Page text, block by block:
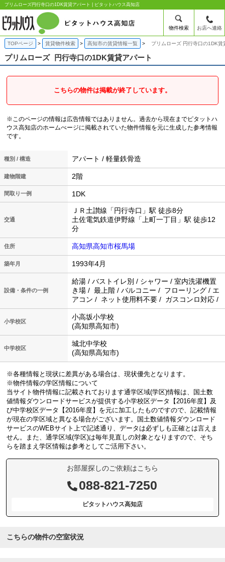
プリムローズ円行寺口の1DK賃貸アパート | ピタットハウス高知店
物件検索 お店へ連絡
TOPページ 賃貸物件検索 高知市の賃貸情報一覧 プリムローズ 円行寺口の1DK賃
プリムローズ 円行寺口の1DK賃貸アパート
こちらの物件は掲載が終了しています。
※このページの情報は広告情報ではありません。過去から現在までピタットハ
ウス高知店のホームぺージに掲載されていた物件情報を元に生成した参考情報
です。
種別 / 構造 アパート / 軽量鉄骨造
建物階建 2階
間取り一例 1DK
交通
ＪＲ土讃線「円行寺口」駅 徒歩8分
土佐電気鉄道伊野線「上町一丁目」駅 徒歩12
分
住所 高知県高知市桜馬場
築年月 1993年4月
設備・条件の一例
給湯 / バストイレ別 / シャワー / 室内洗濯機置
き場 / 最上階 / バルコニー / フローリング / エ
アコン / ネット使用料不要 / ガスコンロ対応 /
小学校区
小高坂小学校
(高知県高知市)
中学校区
城北中学校
(高知県高知市)
※各種情報と現状に差異がある場合は、現状優先となります。
※物件情報の学区情報について
当サイト物件情報に記載されております通学区域(学区)情報は、国土数
値情報ダウンロードサービスが提供する小学校区データ【2016年度】及
び中学校区データ【2016年度】を元に加工したものですので、記載情報
が現在の学区域と異なる場合がございます。国土数値情報ダウンロード
サービスのWEBサイト上で記述通り、データは必ずしも正確とは言えま
せん。また、通学区域(学区)は毎年見直しの対象となりますので、そち
らを踏まえ学区情報は参考としてご活用下さい。
お部屋探しのご依頼はこちら
088-821-7250
ピタットハウス高知店
こちらの物件の空室状況